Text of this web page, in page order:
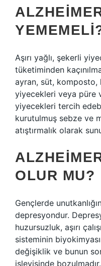
Aşırı yağlı, şekerli
tüketiminden
ayran, süt, komposto,
yiyecekleri veya püre
yiyecekleri tercih
kurutulmuş sebze ve
atıştırmalık olarak
OLUR MU?
Gençlerde
depresyondur.
huzursuzluk, aşırı
sisteminin
değişiklik ve bunun
işleyişinde bozulmadır.